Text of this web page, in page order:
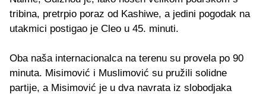
tribina, pretrpio poraz od Kashiwe, a jedini pogodak na
utakmici postigao je Cleo u 45. minuti.
Oba naša internacionalca na terenu su provela po 90
minuta. Misimović i Muslimović su pružili solidne
partije, a Misimović je u dva navrata iz slobodjaka